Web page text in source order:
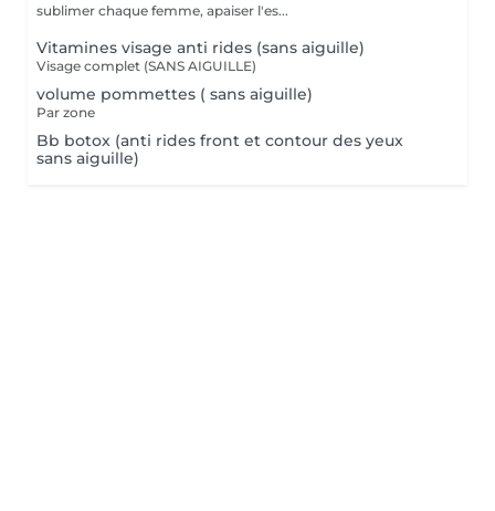
sublimer chaque femme, apaiser l'es...
Vitamines visage anti rides (sans aiguille)
Visage complet (SANS AIGUILLE)
volume pommettes ( sans aiguille)
Par zone
Bb botox (anti rides front et contour des yeux
sans aiguille)